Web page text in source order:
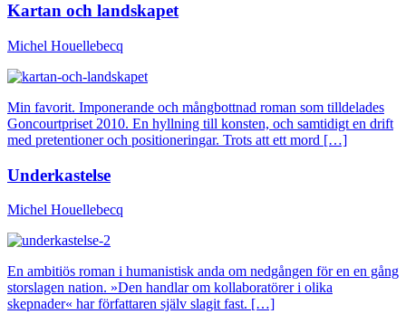
Kartan och landskapet
Michel Houellebecq
Min favorit. Imponerande och mångbottnad roman som tilldelades
Goncourtpriset 2010. En hyllning till konsten, och samtidigt en drift
med pretentioner och positioneringar. Trots att ett mord […]
Underkastelse
Michel Houellebecq
En ambitiös roman i humanistisk anda om nedgången för en en gång
storslagen nation. »Den handlar om kollaboratörer i olika
skepnader« har författaren själv slagit fast. […]